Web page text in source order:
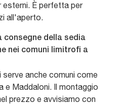
esterni. È perfetta per
all'aperto.
consegne della sedia
nei comuni limitrofi a
serve anche comuni come
e Maddaloni. Il montaggio
prezzo e avvisiamo con